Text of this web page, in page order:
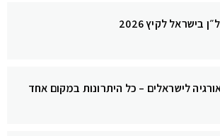
לקיץ 2026
לישראלים – כל היתרונות במקום אחד